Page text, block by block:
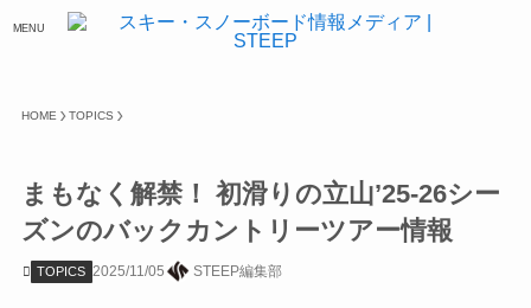
MENU
HOME TOPICS
まもなく解禁！ 初滑りの立山’25-26シー
ズンのバックカントリーツアー情報
TOPICS 2025/11/05 STEEP編集部